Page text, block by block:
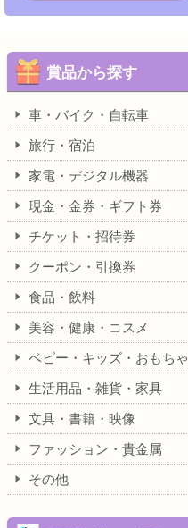
賞品から探す
車・バイク・自転車
旅行・宿泊
家電・デジタル機器
現金・金券・ギフト券
チケット・招待券
クーポン・引換券
食品・飲料
美容・健康・コスメ
ベビー・キッズ・おもちゃ
生活用品・雑貨・家具
文具・書籍・映像
ファッション・貴金属
その他